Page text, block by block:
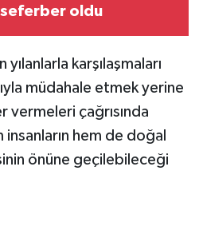
seferber oldu
karşılaşmaları
müdahale etmek yerine
çağrısında
hem de doğal
önüne geçilebileceği